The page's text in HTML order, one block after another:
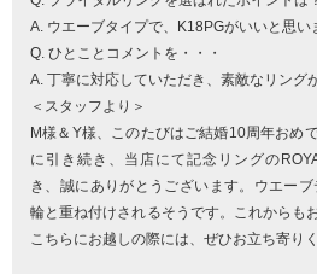
A. ウエーブタイプで、K18PGがいいと思い
Q. ひとことコメントを・・・
A. 丁寧に対応していただき、素敵なリング
＜スタッフより＞
M様＆Y様、このたびはご結婚10周年おめ
に引き続き、当店にて記念リングの
き、誠にありがとうございます。ウエー
輪と重ね付けされるそうです。これからも
こちらにお越しの際には、ぜひお立ち寄り